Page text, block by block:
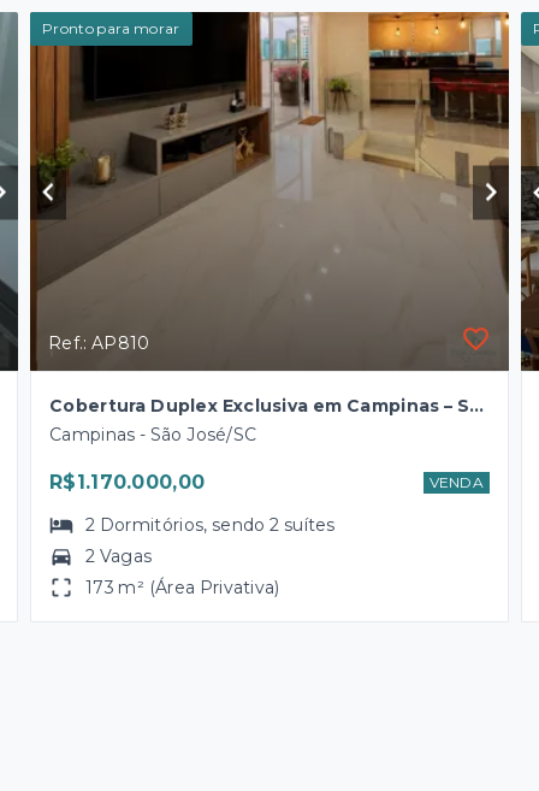
Pronto para morar
Ref.: AP810
Cobertura Duplex Exclusiva em Campinas – São José/SC
Campinas - São José/SC
R$1.170.000,00 VENDA
2 Dormitórios, sendo2 suítes
2 Vagas
173 m² (Área Privativa)